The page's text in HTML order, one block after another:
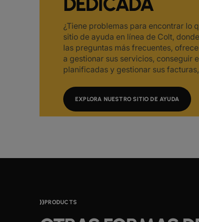
¿Tiene problemas para encontrar lo
sitio de ayuda en línea de Colt,
las preguntas más frecuentes,
a gestionar sus servicios, conseguir
planificadas y gestionar sus
EXPLORA NUESTRO SITIO DE AYUDA
PRODUCTS